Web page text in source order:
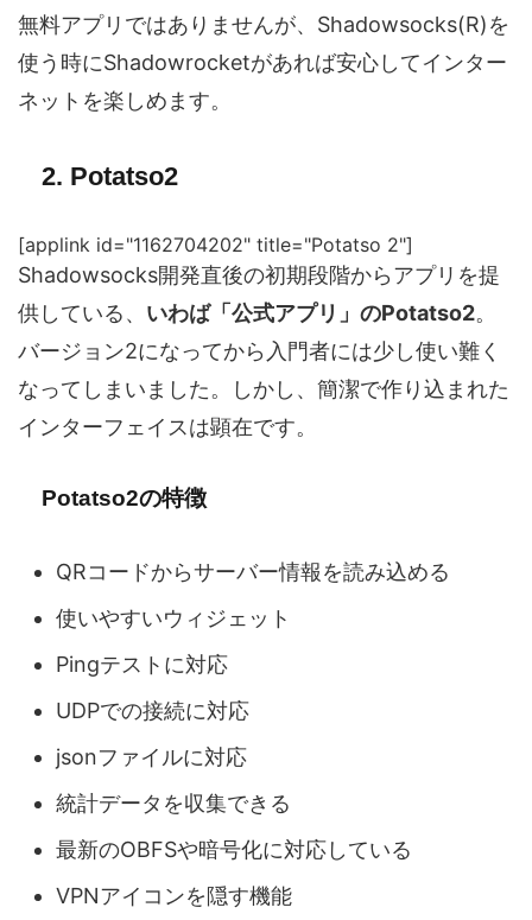
無料アプリではありませんが、Shadowsocks(R)を
使う時にShadowrocketがあれば安心してインター
ネットを楽しめます。
2. Potatso2
[applink id="1162704202" title="Potatso 2"]
Shadowsocks開発直後の初期段階からアプリを提
供している、 いわば「公式アプリ」のPotatso2。
バージョン2になってから入門者には少し使い難く
なってしまいました。しかし、簡潔で作り込まれた
インターフェイスは顕在です。
Potatso2の特徴
QRコードからサーバー情報を読み込める
使いやすいウィジェット
Pingテストに対応
UDPでの接続に対応
jsonファイルに対応
統計データを収集できる
最新のOBFSや暗号化に対応している
VPNアイコンを隠す機能